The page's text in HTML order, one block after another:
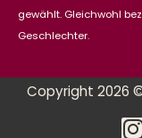
gewählt. Gleichwohl
Geschlechter.
Copyright 2026